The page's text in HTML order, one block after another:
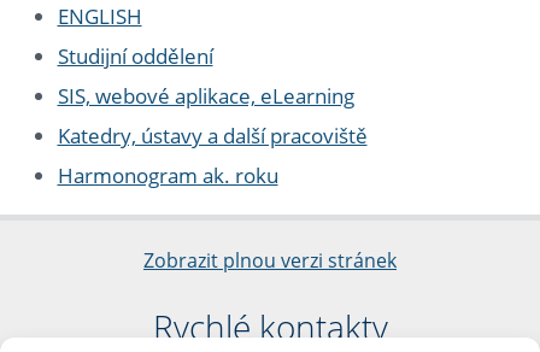
ENGLISH
Studijní oddělení
SIS, webové aplikace, eLearning
Katedry, ústavy a další pracoviště
Harmonogram ak. roku
Zobrazit plnou verzi stránek
Rychlé kontakty